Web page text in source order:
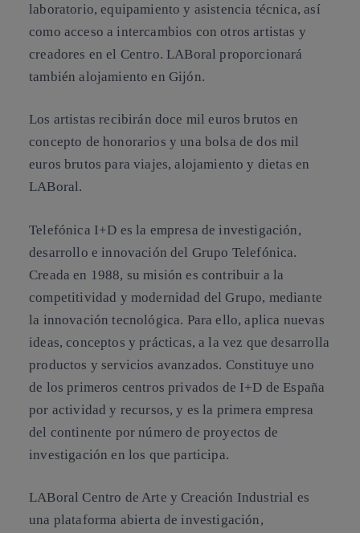
laboratorio, equipamiento y asistencia técnica, así
como acceso a intercambios con otros artistas y
creadores en el Centro. LABoral proporcionará
también alojamiento en Gijón.
Los artistas recibirán doce mil euros brutos en
concepto de honorarios y una bolsa de dos mil
euros brutos para viajes, alojamiento y dietas en
LABoral.
Telefónica I+D es la empresa de investigación,
desarrollo e innovación del Grupo Telefónica.
Creada en 1988, su misión es contribuir a la
competitividad y modernidad del Grupo, mediante
la innovación tecnológica. Para ello, aplica nuevas
ideas, conceptos y prácticas, a la vez que desarrolla
productos y servicios avanzados. Constituye uno
de los primeros centros privados de I+D de España
por actividad y recursos, y es la primera empresa
del continente por número de proyectos de
investigación en los que participa.
LABoral Centro de Arte y Creación Industrial es
una plataforma abierta de investigación,